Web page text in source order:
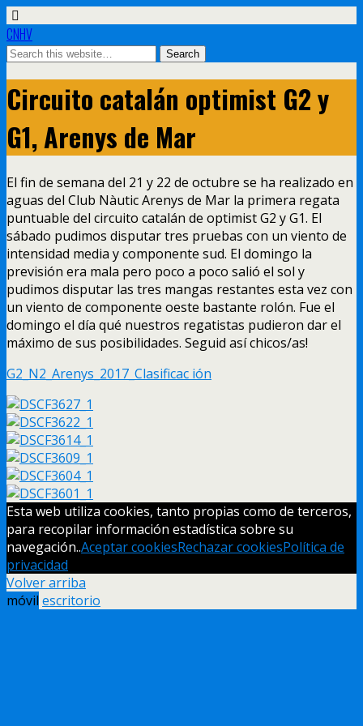
CNHV
Circuito catalán optimist G2 y
G1, Arenys de Mar
El fin de semana del 21 y 22 de octubre se ha realizado en
aguas del Club Nàutic Arenys de Mar la primera regata
puntuable del circuito catalán de optimist G2 y G1. El
sábado pudimos disputar tres pruebas con un viento de
intensidad media y componente sud. El domingo la
previsión era mala pero poco a poco salió el sol y
pudimos disputar las tres mangas restantes esta vez con
un viento de componente oeste bastante rolón. Fue el
domingo el día qué nuestros regatistas pudieron dar el
máximo de sus posibilidades. Seguid así chicos/as!
G2_N2_Arenys_2017_Clasificac ión
Esta web utiliza cookies, tanto propias como de terceros,
para recopilar información estadística sobre su
navegación..Aceptar cookiesRechazar cookiesPolítica de
privacidad
Volver arriba
móvil escritorio